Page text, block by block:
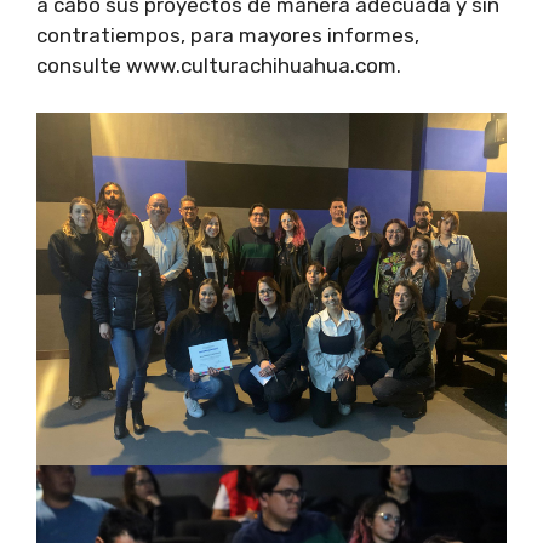
a cabo sus proyectos de manera adecuada y sin
contratiempos, para mayores informes,
consulte www.culturachihuahua.com.